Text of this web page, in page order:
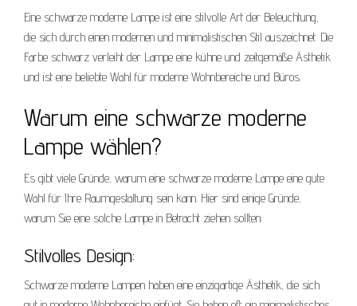
Eine schwarze moderne Lampe ist eine stilvolle Art der Beleuchtung,
die sich durch einen modernen und minimalistischen Stil auszeichnet. Die
Farbe schwarz verleiht der Lampe eine kühne und zeitgemäße Ästhetik
und ist eine beliebte Wahl für moderne Wohnbereiche und Büros.
Warum eine schwarze moderne
Lampe wählen?
Es gibt viele Gründe, warum eine schwarze moderne Lampe eine gute
Wahl für Ihre Raumgestaltung sein kann. Hier sind einige Gründe,
warum Sie eine solche Lampe in Betracht ziehen sollten:
Stilvolles Design:
Schwarze moderne Lampen haben eine einzigartige Ästhetik, die sich